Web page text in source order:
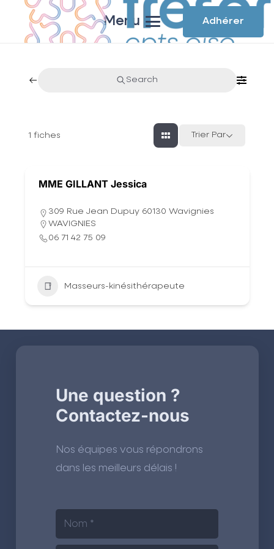
Menu Adhérer
Search
1 fiches Trier Par
MME GILLANT Jessica
309 Rue Jean Dupuy 60130 Wavignies
WAVIGNIES
06 71 42 75 09
Masseurs-kinésithérapeute
Une question ?
Contactez-nous
Nos équipes vous répondrons
dans les meilleurs délais !